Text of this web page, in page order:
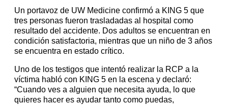
Un portavoz de UW Medicine confirmó a KING 5 que
tres personas fueron trasladadas al hospital como
resultado del accidente. Dos adultos se encuentran en
condición satisfactoria, mientras que un niño de 3 años
se encuentra en estado crítico.
Uno de los testigos que intentó realizar la RCP a la
víctima habló con KING 5 en la escena y declaró:
“Cuando ves a alguien que necesita ayuda, lo que
quieres hacer es ayudar tanto como puedas,